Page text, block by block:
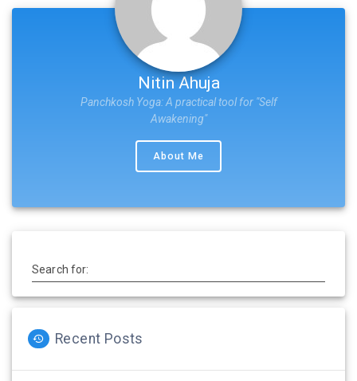
Nitin Ahuja
Panchkosh Yoga: A practical tool for "Self
Awakening"
About Me
Search for:
Recent Posts